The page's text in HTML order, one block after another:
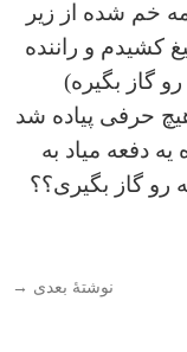
خم شده از زیر
کشیدم و راننده
گاز بگیره)
حرفی پیاده شد
دفعه میاد به
رو گاز بگیری؟؟
نوشتهٔ بعدی →